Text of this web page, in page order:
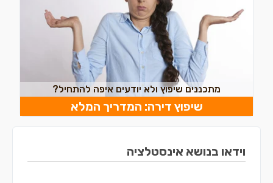
מתכננים שיפוץ ולא יודעים איפה להתחיל?
שיפוץ דירה: המדריך המלא
וידאו בנושא אינסטלציה